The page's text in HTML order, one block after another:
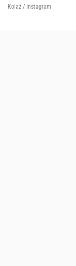
Kolaż / Instagram